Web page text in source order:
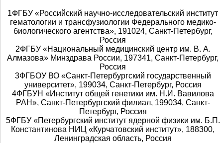
1ФГБУ «Росcийский научно-исследовательский институт
гематологии и трансфузиологии Федерального медико-
биологического агентства», 191024, Санкт-Петербург,
Россия
2ФГБУ «Национальный медицинский центр им. В. А.
Алмазова» Минздрава России, 197341, Санкт-Петербург,
Россия
3ФГБОУ ВО «Санкт-Петербургский государственный
университет», 199034, Санкт-Петербург, Россия
4ФГБУН «Институт общей генетики им. Н.И. Вавилова
РАН», Санкт-Петербургский филиал, 199034, Санкт-
Петербург, Россия
5ФГБУ «Петербургский институт ядерной физики им. Б.П.
Константинова НИЦ «Курчатовский институт», 188300,
Ленинградская область, Россия